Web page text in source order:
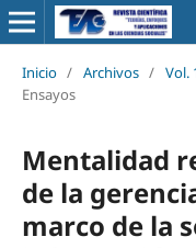
Inicio / Archivos / Vol.
Ensayos
Mentalidad
de la
marco de la